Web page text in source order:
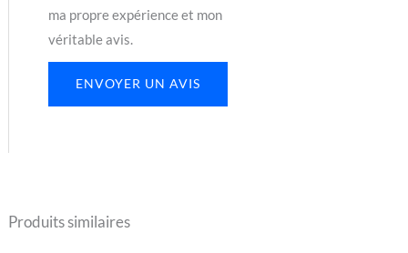
ma propre expérience et mon
véritable avis.
ENVOYER UN AVIS
Produits similaires